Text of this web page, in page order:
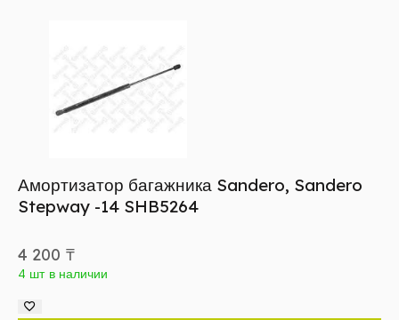
Амортизатор багажника Sandero, Sandero
Stepway -14 SHB5264
4 200 ₸
4 шт в наличии